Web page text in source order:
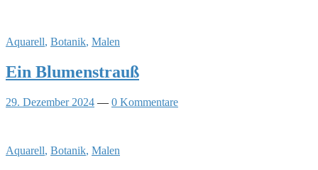
Aquarell, Botanik, Malen
Ein Blumenstrauß
29. Dezember 2024 — 0 Kommentare
Aquarell, Botanik, Malen